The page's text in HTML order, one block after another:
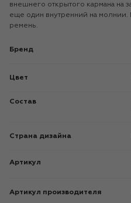
внешнего открытого кармана на
еще один внутренний на
ремень.
Бренд
Цвет
Состав
Страна дизайна
Артикул
Артикул производителя